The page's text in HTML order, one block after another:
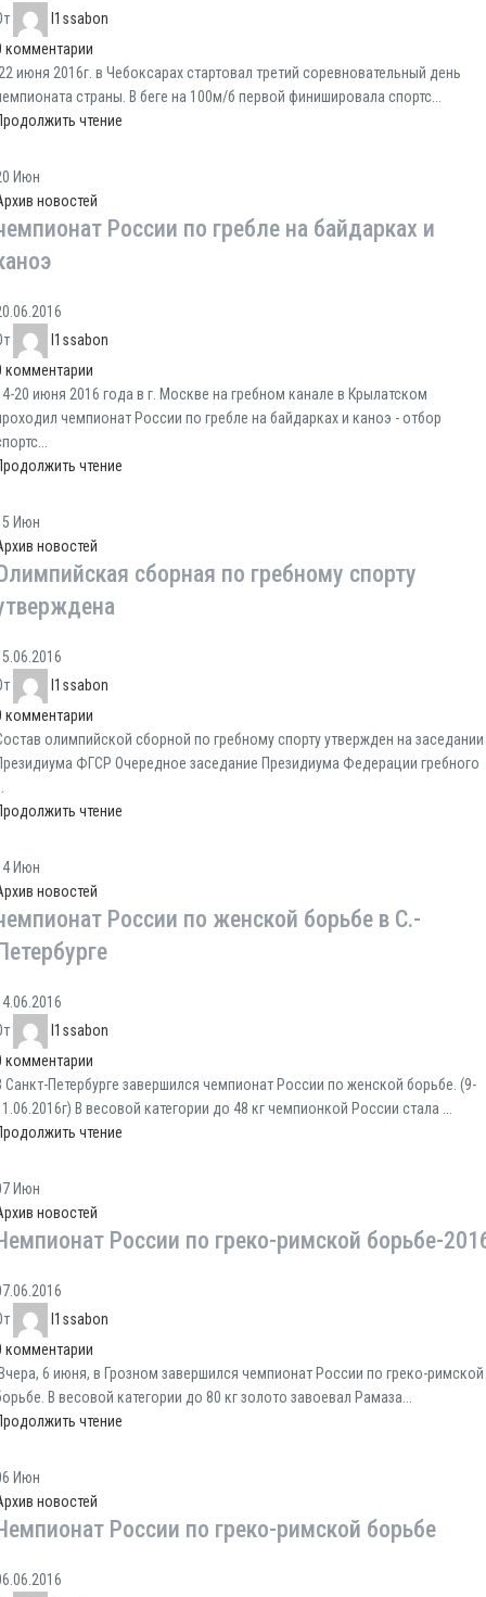
l1ssabon
комментарии
июня 2016г. в Чебоксарах стартовал третий соревновательный день
страны. В беге на 100м/б первой финишировала спортс...
чтение
Июн
новостей
России по гребле на байдарках и
l1ssabon
комментарии
20 июня 2016 года в г. Москве на гребном канале в Крылатском
чемпионат России по гребле на байдарках и каноэ - отбор
чтение
Июн
новостей
сборная по гребному спорту
l1ssabon
комментарии
олимпийской сборной по гребному спорту утвержден на заседании
ФГСР Очередное заседание Президиума Федерации гребного
чтение
Июн
новостей
России по женской борьбе в С.-
l1ssabon
комментарии
Санкт-Петербурге завершился чемпионат России по женской борьбе. (9-
В весовой категории до 48 кг чемпионкой России стала ...
чтение
Июн
новостей
России по греко-римской борьбе-
l1ssabon
комментарии
6 июня, в Грозном завершился чемпионат России по греко-римской
В весовой категории до 80 кг золото завоевал Рамаза...
чтение
Июн
новостей
России по греко-римской борьбе